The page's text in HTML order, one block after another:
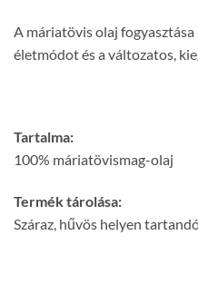
A máriatövis olaj
életmódot és a változatos,
Tartalma:
100% máriatövismag-olaj
Termék tárolása:
Száraz, hűvös helyen